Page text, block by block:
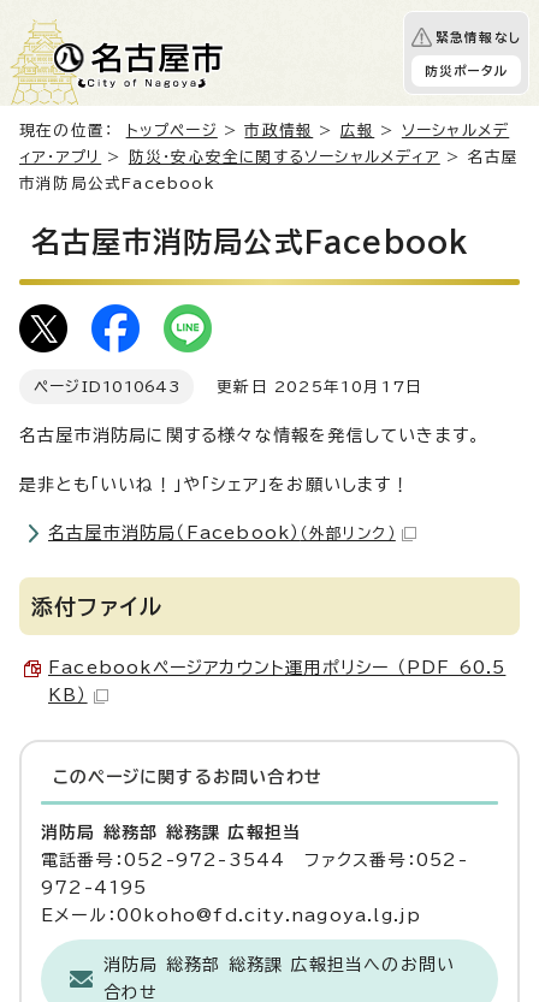
緊急情報なし
防災ポータル
現在の位置： トップページ >市政情報 > 広報 > ソーシャルメデ
ィア・アプリ
> 防災・安心安全に関するソーシャルメディア
> 名古屋
市消防局公式Facebook
名古屋市消防局公式Facebook
ページID 1010643 更新日 2025年10月17日
名古屋市消防局に関する様々な情報を発信していきます。
是非とも「いいね！」や「シェア」をお願いします！
名古屋市消防局（Facebook） （外部リンク）
添付ファイル
Facebookページアカウント運用ポリシー （PDF 60.5
KB）
このページに関する お問い合わせ
消防局 総務部 総務課 広報担当
電話番号：052-972-3544 ファクス番号：052-
972-4195
Eメール：00koho@fd.city.nagoya.lg.jp
消防局 総務部 総務課 広報担当へのお問い
合わせ